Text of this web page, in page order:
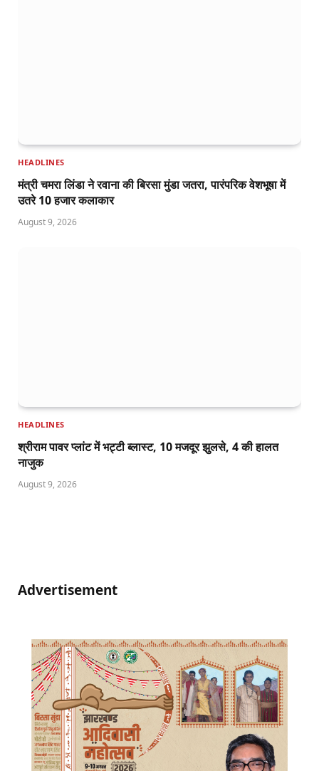
HEADLINES
मंत्री चमरा लिंडा ने रवाना की बिरसा मुंडा जतरा, पारंपरिक वेशभूषा में
उतरे 10 हजार कलाकार
August 9, 2026
HEADLINES
श्रीराम पावर प्लांट में भट्टी ब्लास्ट, 10 मजदूर झुलसे, 4 की हालत
नाजुक
August 9, 2026
Advertisement